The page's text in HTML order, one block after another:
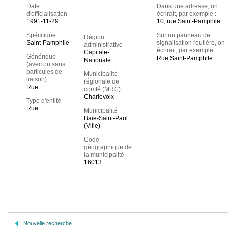
Date
d'officialisation
1991-11-29
Spécifique
Saint-Pamphile
Générique
(avec ou sans
particules de
liaison)
Rue
Type d'entité
Rue
Région
administrative
Capitale-
Nationale
Municipalité
régionale de
comté (MRC)
Charlevoix
Municipalité
Baie-Saint-Paul
(Ville)
Code
géographique de
la municipalité
16013
Dans une adresse, on
écrirait, par exemple :
10, rue Saint-Pamphile
Sur un panneau de
signalisation routière, on
écrirait, par exemple :
Rue Saint-Pamphile
Nouvelle recherche